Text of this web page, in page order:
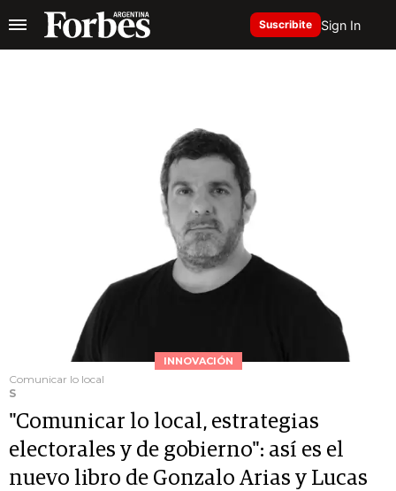
Suscribite Sign In
INNOVACIÓN
Comunicar lo local
S
"Comunicar lo local, estrategias
electorales y de gobierno": así es el
nuevo libro de Gonzalo Arias y Lucas